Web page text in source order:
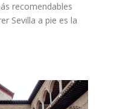
recomendables
Sevilla a pie es la